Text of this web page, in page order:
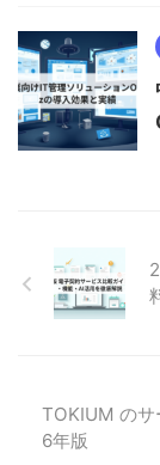
TOKIUM のサ
6年版